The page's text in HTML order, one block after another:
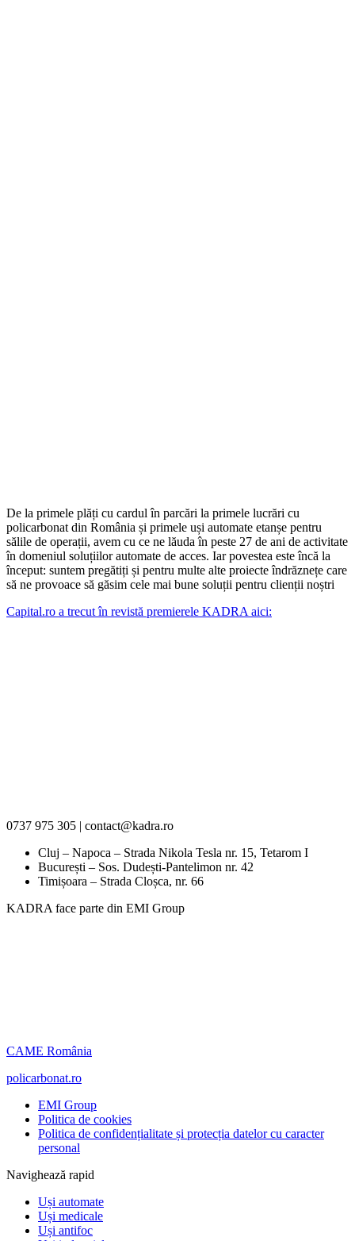
De la primele plăți cu cardul în parcări la primele lucrări cu
policarbonat din România și primele uși automate etanșe pentru
sălile de operații, avem cu ce ne lăuda în peste 27 de ani de activitate
în domeniul soluțiilor automate de acces. Iar povestea este încă la
început: suntem pregătiți și pentru multe alte proiecte îndrăznețe care
să ne provoace să găsim cele mai bune soluții pentru clienții noștri
Capital.ro a trecut în revistă premierele KADRA aici:
0737 975 305 | contact@kadra.ro
Cluj – Napoca – Strada Nikola Tesla nr. 15, Tetarom I
București – Sos. Dudești-Pantelimon nr. 42
Timișoara – Strada Cloșca, nr. 66
KADRA face parte din EMI Group
CAME România
policarbonat.ro
EMI Group
Politica de cookies
Politica de confidențialitate și protecția datelor cu caracter
personal
Navighează rapid
Uși automate
Uși medicale
Uși antifoc